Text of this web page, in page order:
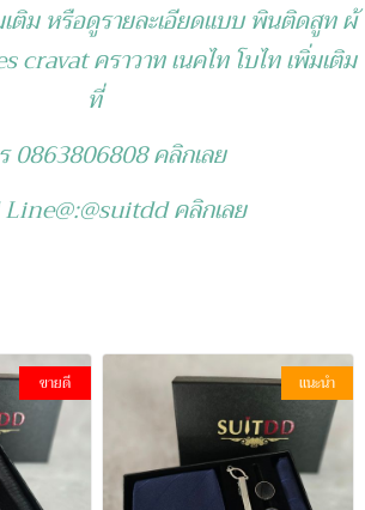
ติม หรือดูรายละเอียดแบบ พินติดสูท ผ้
cravat คราวาท เนคไท โบไท เพิ่มเติม
ที่
0863806808 คลิกเลย
คลิกเลย
ขายดี แนะนำ